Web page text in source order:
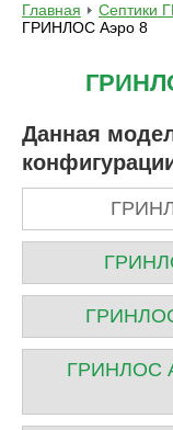
Главная Септики
ГРИНЛОС Аэро 8
Данная
ГРИНЛОС